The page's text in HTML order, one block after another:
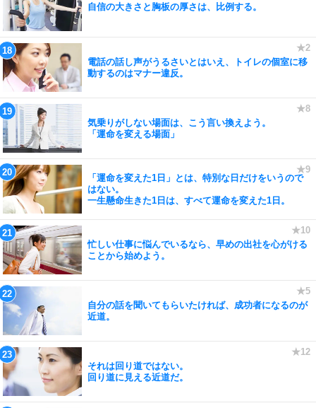
自信の大きさと胸板の厚さは、比例する。
電話の話し声がうるさいとはいえ、トイレの個室に移
動するのはマナー違反。
気乗りがしない場面は、こう言い換えよう。
「運命を変える場面」
「運命を変えた1日」とは、特別な日だけをいうので
はない。
一生懸命生きた1日は、すべて運命を変えた1日。
忙しい仕事に悩んでいるなら、早めの出社を心がける
ことから始めよう。
自分の話を聞いてもらいたければ、成功者になるのが
近道。
それは回り道ではない。
回り道に見える近道だ。